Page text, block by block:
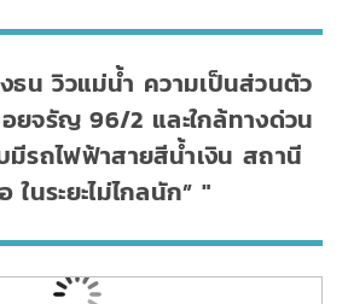
ธน วิวแม่น้ำ ความเป็นส่วนตัว
ยจรัญ 96/2 และใกล้ทางด่วน
รถไฟฟ้าสายสีน้ำเงิน สถานี
ในระยะไม่ไกลนัก”